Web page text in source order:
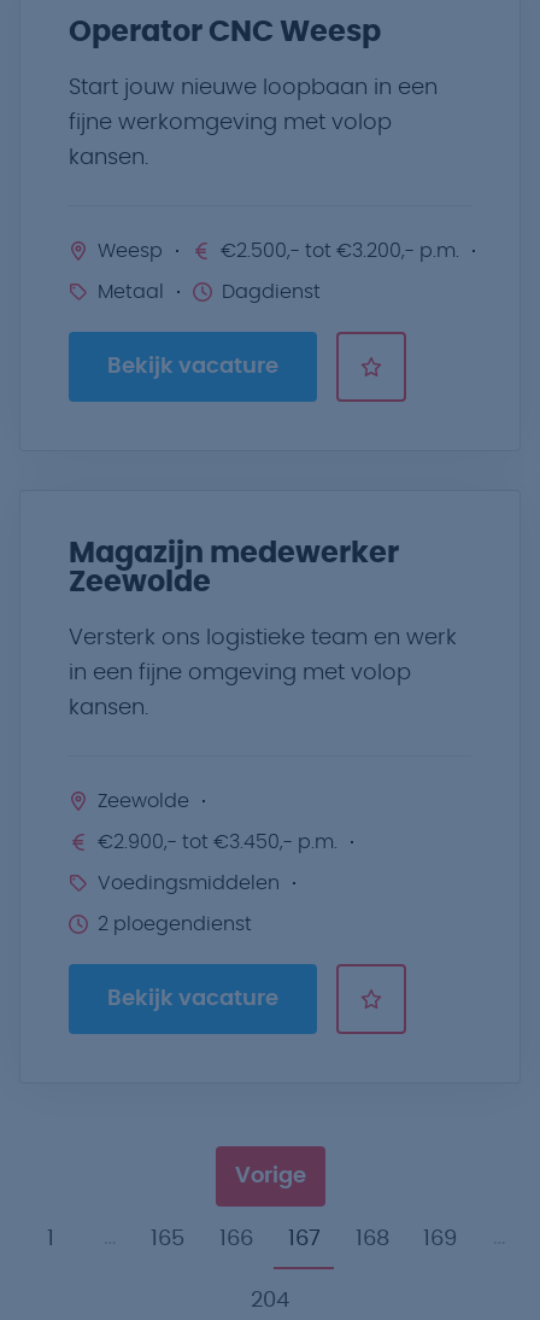
Operator CNC Weesp
Start jouw nieuwe loopbaan in een
fijne werkomgeving met volop
kansen.
Weesp €2.500,- tot €3.200,- p.m.
Metaal Dagdienst
Bekijk vacature
Magazijn medewerker
Zeewolde
Versterk ons logistieke team en werk
in een fijne omgeving met volop
kansen.
Zeewolde
€2.900,- tot €3.450,- p.m.
Voedingsmiddelen
2 ploegendienst
Bekijk vacature
Vorige
165 166 167 168 169
204